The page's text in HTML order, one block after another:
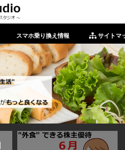
スマホ乗り換え情報 サイトマ